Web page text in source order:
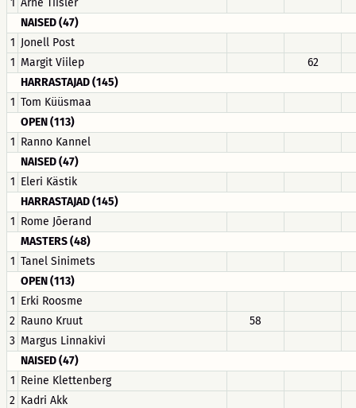
1
Arne Tiisler
NAISED (47)
1 Jonell Post
1 Margit Viilep
62
HARRASTAJAD (145)
1 Tom Küüsmaa
OPEN (113)
1 Ranno Kannel
NAISED (47)
1 Eleri Kästik
HARRASTAJAD (145)
1 Rome Jõerand
MASTERS (48)
1 Tanel Sinimets
OPEN (113)
1 Erki Roosme
2 Rauno Kruut
58
3 Margus Linnakivi
NAISED (47)
1 Reine Klettenberg
2 Kadri Akk